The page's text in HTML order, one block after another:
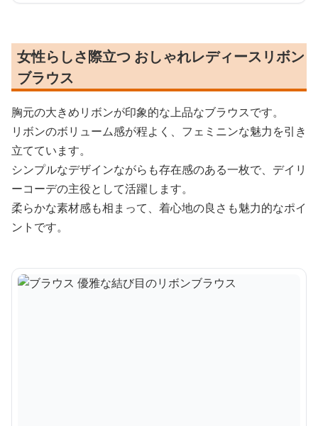
女性らしさ際立つ おしゃれレディースリボン
ブラウス
胸元の大きめリボンが印象的な上品なブラウスです。
リボンのボリューム感が程よく、フェミニンな魅力を引き
立てています。
シンプルなデザインながらも存在感のある一枚で、デイリ
ーコーデの主役として活躍します。
柔らかな素材感も相まって、着心地の良さも魅力的なポイ
ントです。